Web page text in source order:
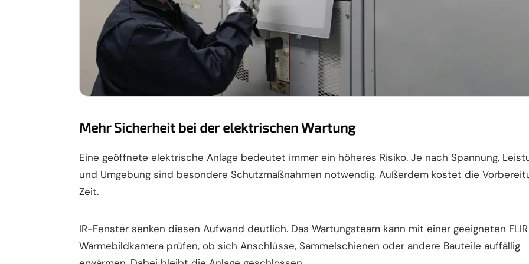
Mehr Sicherheit bei der elektrischen Wartung
Eine geöffnete elektrische Anlage bedeutet immer ein höheres Risiko. Je nach Spannung,
und Umgebung sind besondere Schutzmaßnahmen notwendig. Außerdem kostet die
Zeit.
IR-Fenster senken diesen Aufwand deutlich. Das Wartungsteam kann mit einer geeigneten FLIR
Wärmebildkamera prüfen, ob sich Anschlüsse, Sammelschienen oder andere Bauteile auffällig